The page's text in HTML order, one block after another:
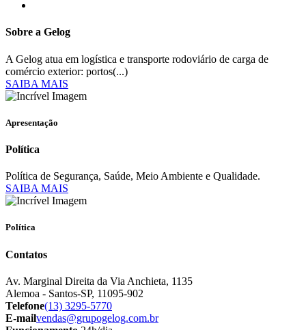
Sobre a Gelog
A Gelog atua em logística e transporte rodoviário de carga de
comércio exterior: portos(...)
SAIBA MAIS
Apresentação
Política
Política de Segurança, Saúde, Meio Ambiente e Qualidade.
SAIBA MAIS
Política
Contatos
Av. Marginal Direita da Via Anchieta, 1135
Alemoa - Santos-SP, 11095-902
Telefone(13) 3295-5770
E-mailvendas@grupogelog.com.br